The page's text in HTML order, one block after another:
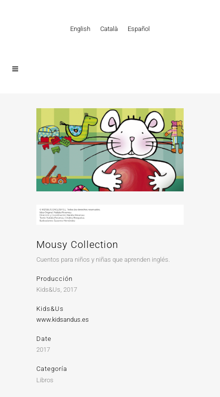
English Català Español
Mousy Collection
Cuentos para niños y niñas que aprenden inglés.
Producción
Kids&Us, 2017
Kids&Us
www.kidsandus.es
Date
2017
Categoría
Libros